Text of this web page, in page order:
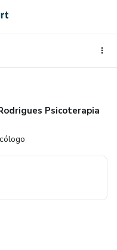
Psicoterapia